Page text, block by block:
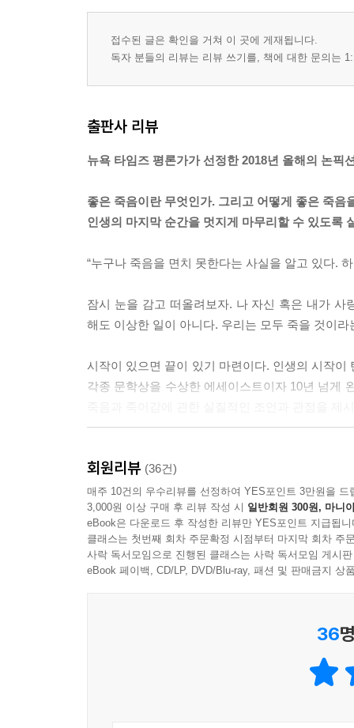
접수된 글은 확인을 거쳐 이 곳에 게재됩니다.
독자 분들의 리뷰는 리뷰 쓰기를, 책에 대한 문의는
출판사 리뷰
뉴욕 타임즈 평론가가 선정한 2018년 올해의 논픽
좋은 죽음이란 무엇인가. 그리고 어떻게 좋은 죽음
인생의 마지막 순간을 멋지게 마무리할 수 있도록
“누구나 죽음을 면치 못한다는 사실을 알고 있다.
잠시 눈을 감고 떠올려보자. 나 자신 혹은 내가
해도 이상한 일이 아니다. 우리는 모두 죽을 것이
시작이 있으면 끝이 있기 마련이다. 인생의 시작
각종 문학상을 수상한 에세이스트이자 10년 넘게
폴 칼라니시는 폐암 선고를 받고 난 후 혼자 남
수용적인 태도는 고통에 의해 잠시 나타나는 엔도
그렇다면 죽음 앞에서 우리는 어떤 태도를 취해
투병생활을 연명할 것인지, 나의 장례식은 어떻
결정하는 능동적인 태도를 보일 수 있다는 것이다.
사람이 겪는 죽음의 과정 속에서 우리는 어떤 말
회원리뷰 (36건)
매주 10건의 우수리뷰를 선정하여 YES포인트 3만원을 드
3,000원 이상 구매 후 리뷰 작성 시 일반회원 300원, 마니
eBook은 다운로드 후 작성한 리뷰만 YES포인트 지급됩니
클래스는 첫번째 회차 주문확정 시점부터 마지막 회차 주
사락 독서모임으로 진행된 클래스는 사락 독서모임 게시
eBook 페이백, CD/LP, DVD/Blu-ray, 패션 및 판매금지 상
36